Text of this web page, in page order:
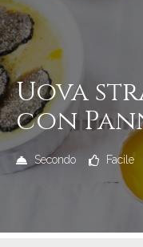
Uova
con
Secondo Facile